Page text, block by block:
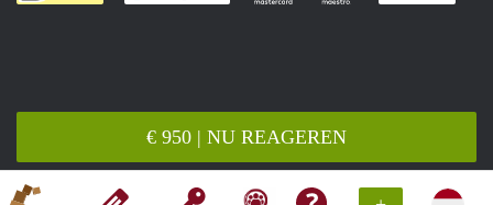
€ 950 | NU REAGEREN